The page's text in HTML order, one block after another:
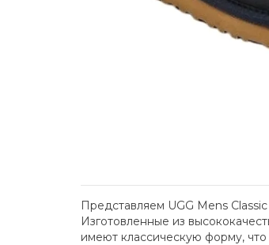
Представляем UGG Mens
Изготовленные из
имеют классическую форму,